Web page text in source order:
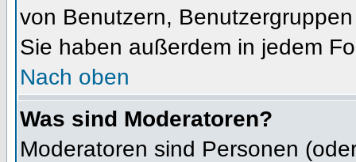
von Benutzern,
Sie haben außerdem in jedem
Nach oben
Was sind Moderatoren?
Moderatoren sind Personen